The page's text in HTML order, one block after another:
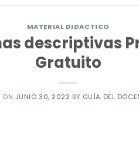
MATERIAL DIDACTICO
descriptivas
Gratuito
ON JUNIO 30, 2022 BY GUÍA DEL